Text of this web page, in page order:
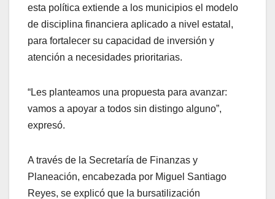
esta política extiende a los municipios el modelo
de disciplina financiera aplicado a nivel estatal,
para fortalecer su capacidad de inversión y
atención a necesidades prioritarias.
“Les planteamos una propuesta para avanzar:
vamos a apoyar a todos sin distingo alguno”,
expresó.
A través de la Secretaría de Finanzas y
Planeación, encabezada por Miguel Santiago
Reyes, se explicó que la bursatilización